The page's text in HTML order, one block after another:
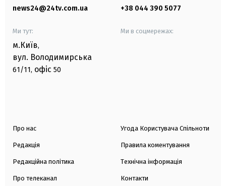
news24@24tv.com.ua +38 044 390 5077
Ми тут:
м.Київ,
вул. Володимирська
61/11, офіс 50
Ми в соцмережах:
Про нас
Редакція
Редакційна політика
Про телеканал
Угода Користувача Спільноти
Правила коментування
Технічна інформація
Контакти